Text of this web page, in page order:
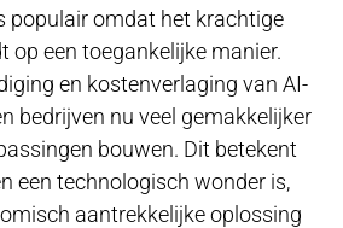
populair omdat het krachtige
op een toegankelijke manier.
en kostenverlaging van AI-
bedrijven nu veel gemakkelijker
bouwen. Dit betekent
een technologisch wonder is,
aantrekkelijke oplossing